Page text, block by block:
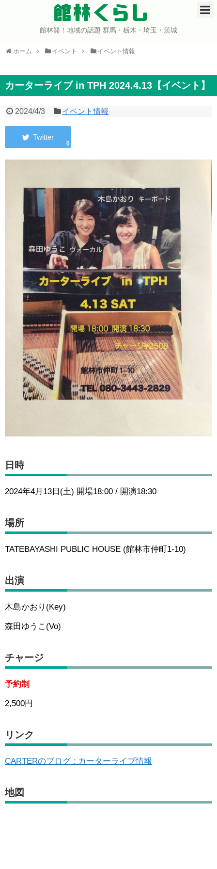
館林くらし
館林発！地域の話題 群馬・栃木・埼玉・茨城
ホーム イベント イベント情報
カーターライブ in TPH 2024.4.13【イベント】
2024/4/3 イベント情報
0
日時
2024年4月13日(土) 開場18:00 / 開演18:30
場所
TATEBAYASHI PUBLIC HOUSE (館林市仲町1-10)
出演
木島かおり(Key)
森田ゆうこ(Vo)
チャージ
予約制
2,500円
リンク
CARTERのブログ : カーターライブ情報
地図
ホーム
イベント
グルメ
宇宙よりも遠い場所